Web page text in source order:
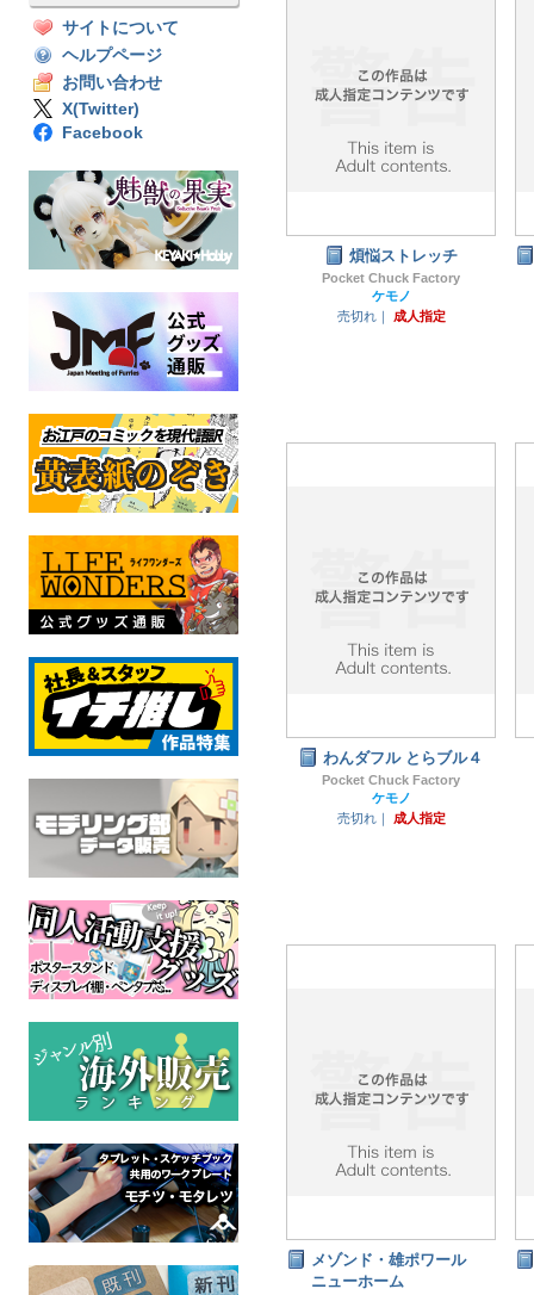
サイトについて
ヘルプページ
お問い合わせ
X(Twitter)
Facebook
煩悩ストレッチ
Pocket Chuck Factory
ケモノ
売切れ｜
成人指定
わんダフル とらブル４
Pocket Chuck Factory
ケモノ
売切れ｜
成人指定
メゾンド・雄ポワール
ニューホーム